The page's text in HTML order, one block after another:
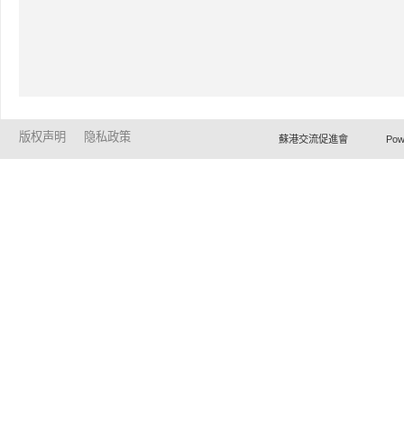
版权声明 隐私政策 蘇港交流促進會